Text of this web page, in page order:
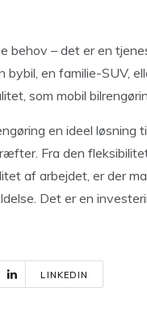
behov – det er en
en familie-SUV,
som mobil
en ideel løsning
Fra den
af arbejdet, er der
Det er en
LINKEDIN